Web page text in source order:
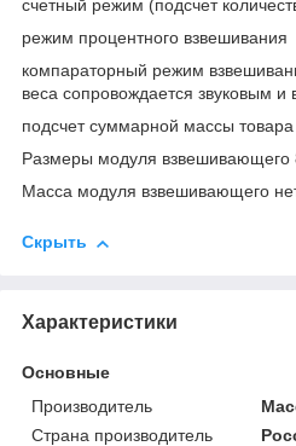
счетный режим (подсчет
режим процентного взвешивания
компараторный режим
веса сопровождается звуковым
подсчет суммарной массы товара
Размеры модуля взвешивающего
Масса модуля взвешивающего
Скрыть
Характеристики
Основные
Производитель
Страна производитель